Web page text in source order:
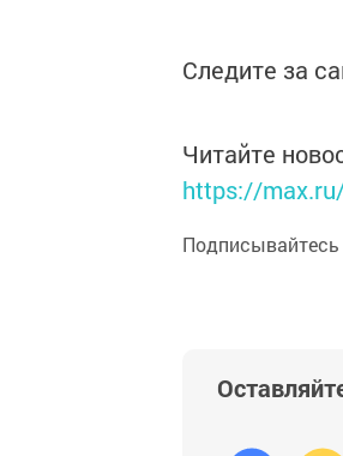
Следите за
Читайте
https://
Подписывайтесь